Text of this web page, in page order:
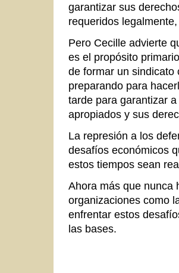
garantizar sus
requeridos
Pero Cecille advierte
es el propósito
de formar un sindicato
preparando para
tarde para garantizar
apropiados y sus
La represión a los
desafíos económicos
estos tiempos sean
Ahora más que nunca
organizaciones como
enfrentar estos
las bases.